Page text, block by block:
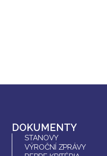
DOKUMENTY
STANOVY
VÝROČNÍ ZPRÁVY